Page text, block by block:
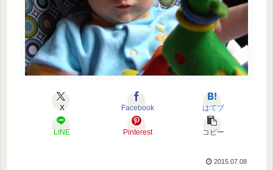
X Facebook はてブ
LINE Pinterest コピー
2015.07.08